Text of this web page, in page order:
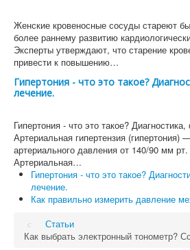
Женские кровеносные сосуды стареют
более раннему развитию
Эксперты утверждают, что старение
привести к повышению…
Гипертония - что это такое?
лечение.
Гипертония - что это такое?
Артериальная гипертензия (гипертония)
артериального давления от 140/90 мм
Артериальная…
Гипертония - что это такое?
лечение.
Как правильно измерить давление
Статьи
Как выбрать электронный тонометр?